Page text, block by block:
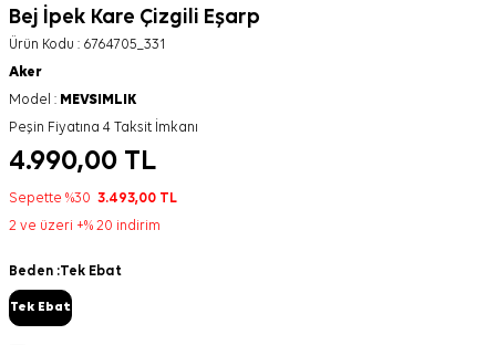
Bej İpek Kare Çizgili Eşarp
Ürün Kodu : 6764705_331
Aker
Model : MEVSIMLIK
Peşin Fiyatına 4 Taksit İmkanı
4.990,00 TL
Sepette %30 3.493,00 TL
2 ve üzeri +% 20 indirim
Beden :Tek Ebat
Tek Ebat